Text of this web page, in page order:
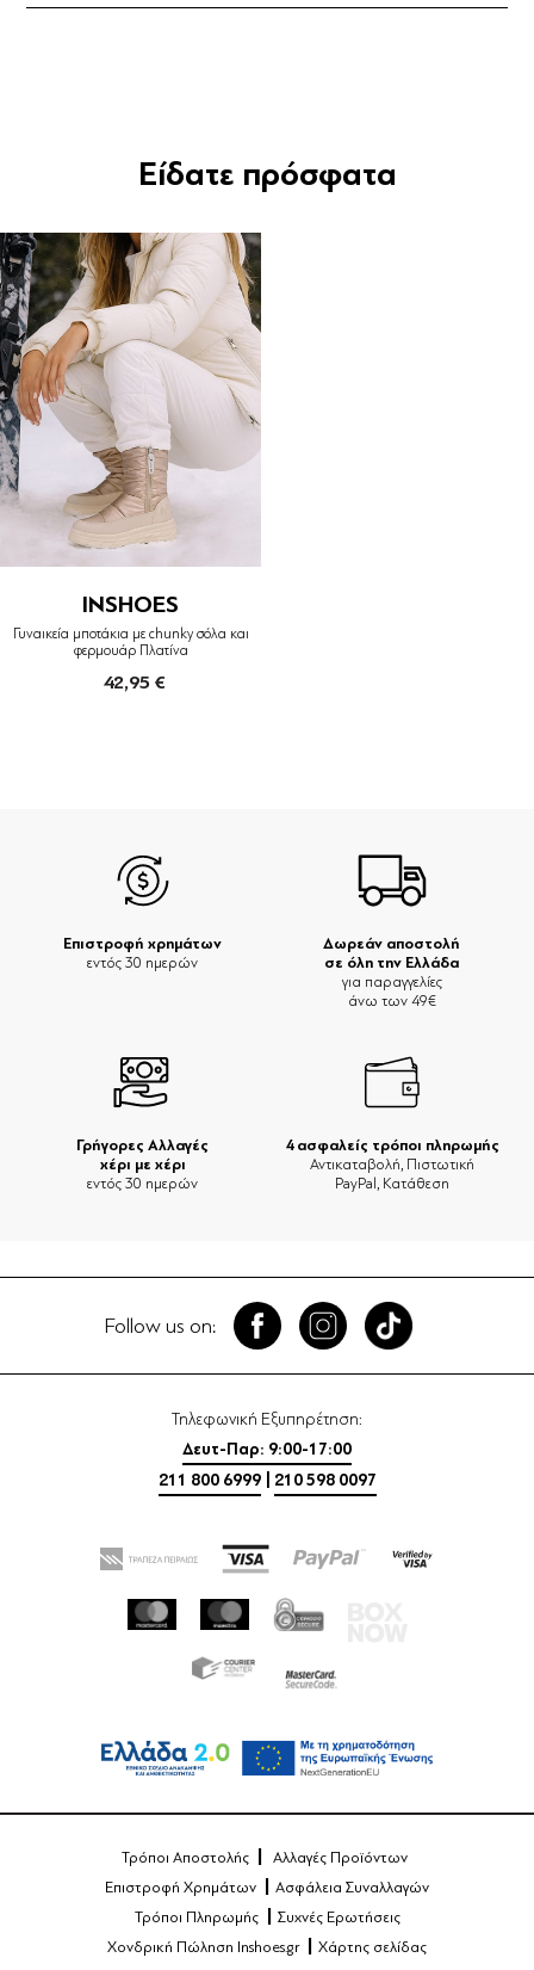
Είδατε πρόσφατα
INSHOES
Γυναικεία μποτάκια με chunky σόλα και
φερμουάρ Πλατίνα
42,95 €
Δωρεάν αποστολή
σε όλη την Ελλάδα
για παραγγελίες
άνω των 49€
Επιστροφή χρημάτων
εντός 30 ημερών
Γρήγορες Αλλαγές
χέρι με χέρι
εντός 30 ημερών
4 ασφαλείς τρόποι πληρωμής
Αντικαταβολή, Πιστωτική
PayPal, Κατάθεση
Follow us on:
Τηλεφωνική Εξυπηρέτηση:
Δευτ-Παρ: 9:00-17:00
211 800 6999
210 598 0097
Τρόποι Αποστολής
Αλλαγές Προϊόντων
Επιστροφή Χρημάτων
Ασφάλεια Συναλλαγών
Τρόποι Πληρωμής
Συχνές Ερωτήσεις
Χονδρική Πώληση Inshoes.gr
Χάρτης σελίδας